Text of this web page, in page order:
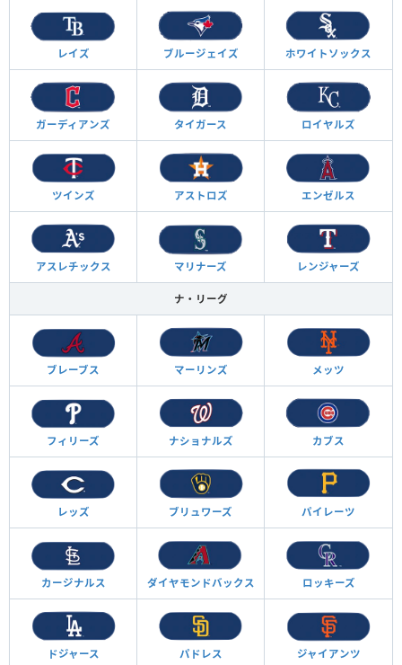
レイズ ブルージェイズ ホワイトソックス
ガーディアンズ タイガース ロイヤルズ
ツインズ アストロズ エンゼルス
アスレチックス マリナーズ レンジャーズ
ナ・リーグ
ブレーブス マーリンズ メッツ
フィリーズ ナショナルズ カブス
レッズ ブリュワーズ パイレーツ
カージナルス ダイヤモンドバックス ロッキーズ
ドジャース パドレス ジャイアンツ